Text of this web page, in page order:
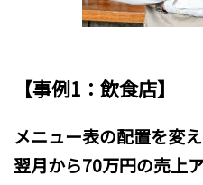
【事例1：飲食店】
メニュー表の配置を変え
翌月から70万円の売上